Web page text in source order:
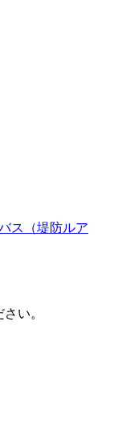
ス（堤防ルア
い。